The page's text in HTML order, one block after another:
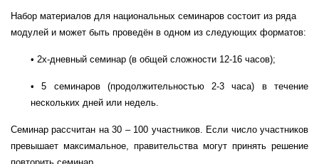
Набор материалов для национальных семинаров состоит из ряда
модулей и может быть проведён в одном из следующих форматов:
• 2х-дневный семинар (в общей сложности 12-16 часов);
• 5 семинаров (продолжительностью 2-3 часа) в течение
нескольких дней или недель.
Семинар рассчитан на 30 – 100 участников. Если число участников
превышает максимальное, правительства могут принять решение